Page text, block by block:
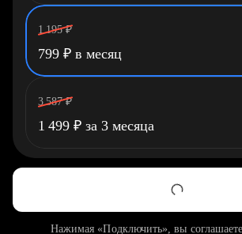
1 195 ₽
799 ₽ в месяц
3 587 ₽
1 499 ₽ за 3 месяца
Нажимая «Подключить», вы